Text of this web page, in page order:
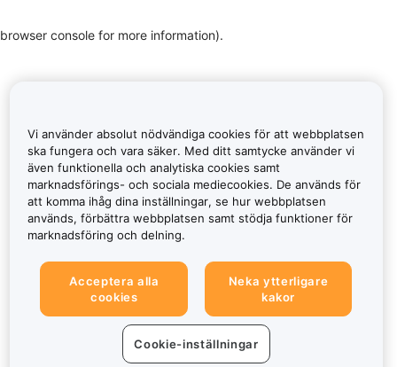
browser console for more information).
Vi använder absolut nödvändiga cookies för att webbplatsen
ska fungera och vara säker. Med ditt samtycke använder vi
även funktionella och analytiska cookies samt
marknadsförings- och sociala mediecookies. De används för
att komma ihåg dina inställningar, se hur webbplatsen
används, förbättra webbplatsen samt stödja funktioner för
marknadsföring och delning.
Acceptera alla
cookies
Neka ytterligare
kakor
Cookie-inställningar